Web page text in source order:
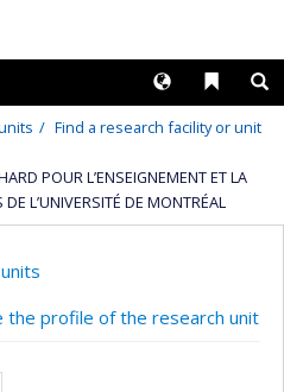
Liens
Langues
Find a research facility or unit
POUR L’ENSEIGNEMENT ET LA
L’UNIVERSITÉ DE MONTRÉAL
the profile of the research unit